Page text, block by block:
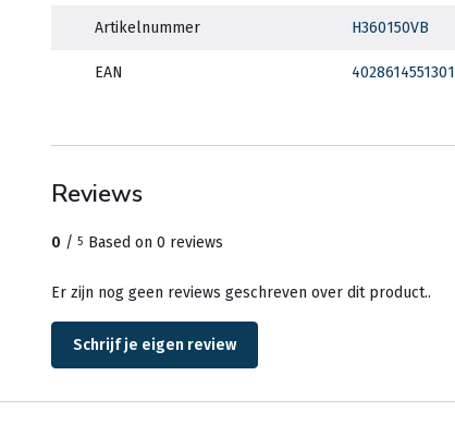
Artikelnummer H360150VB
EAN 4028614551301
Reviews
0 / 5 Based on 0 reviews
Er zijn nog geen reviews geschreven over dit product..
Schrijf je eigen review